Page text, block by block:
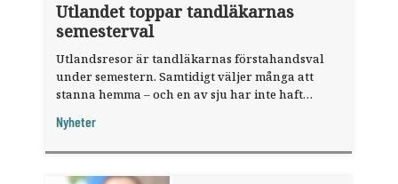
Utlandet toppar tandläkarnas
semesterval
Utlandsresor är tandläkarnas förstahandsval
under semestern. Samtidigt väljer många att
stanna hemma – och en av sju har inte haft
fråga".
Nyheter